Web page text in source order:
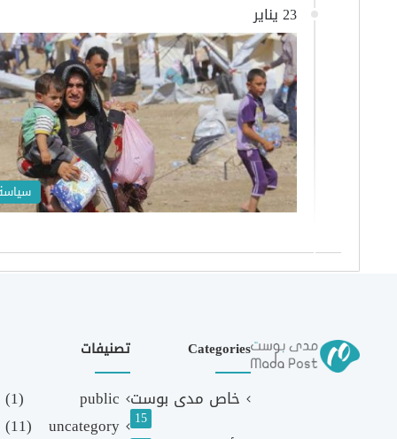
23 يناير
Categories
خاص مدى بوست
15
تصنيفات
public
(1)
uncategory
(11)